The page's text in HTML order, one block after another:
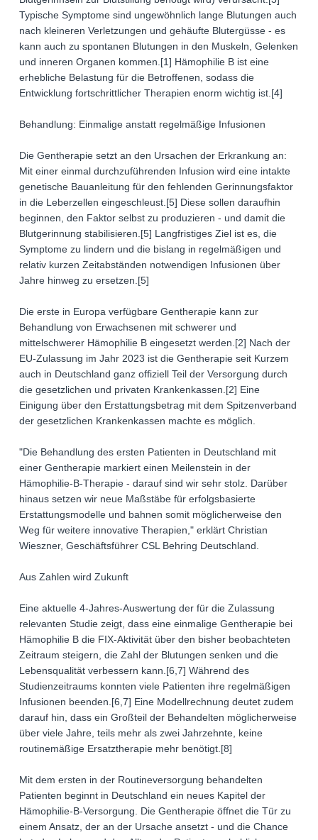
Typische Symptome sind ungewöhnlich lange Blutungen auch
nach kleineren Verletzungen und gehäufte Blutergüsse - es
kann auch zu spontanen Blutungen in den Muskeln, Gelenken
und inneren Organen kommen.[1] Hämophilie B ist eine
erhebliche Belastung für die Betroffenen, sodass die
Entwicklung fortschrittlicher Therapien enorm wichtig ist.[4]
Behandlung: Einmalige anstatt regelmäßige Infusionen
Die Gentherapie setzt an den Ursachen der Erkrankung an:
Mit einer einmal durchzuführenden Infusion wird eine intakte
genetische Bauanleitung für den fehlenden Gerinnungsfaktor
in die Leberzellen eingeschleust.[5] Diese sollen daraufhin
beginnen, den Faktor selbst zu produzieren - und damit die
Blutgerinnung stabilisieren.[5] Langfristiges Ziel ist es, die
Symptome zu lindern und die bislang in regelmäßigen und
relativ kurzen Zeitabständen notwendigen Infusionen über
Jahre hinweg zu ersetzen.[5]
Die erste in Europa verfügbare Gentherapie kann zur
Behandlung von Erwachsenen mit schwerer und
mittelschwerer Hämophilie B eingesetzt werden.[2] Nach der
EU-Zulassung im Jahr 2023 ist die Gentherapie seit Kurzem
auch in Deutschland ganz offiziell Teil der Versorgung durch
die gesetzlichen und privaten Krankenkassen.[2] Eine
Einigung über den Erstattungsbetrag mit dem Spitzenverband
der gesetzlichen Krankenkassen machte es möglich.
"Die Behandlung des ersten Patienten in Deutschland mit
einer Gentherapie markiert einen Meilenstein in der
Hämophilie-B-Therapie - darauf sind wir sehr stolz. Darüber
hinaus setzen wir neue Maßstäbe für erfolgsbasierte
Erstattungsmodelle und bahnen somit möglicherweise den
Weg für weitere innovative Therapien," erklärt Christian
Wieszner, Geschäftsführer CSL Behring Deutschland.
Aus Zahlen wird Zukunft
Eine aktuelle 4-Jahres-Auswertung der für die Zulassung
relevanten Studie zeigt, dass eine einmalige Gentherapie bei
Hämophilie B die FIX-Aktivität über den bisher beobachteten
Zeitraum steigern, die Zahl der Blutungen senken und die
Lebensqualität verbessern kann.[6,7] Während des
Studienzeitraums konnten viele Patienten ihre regelmäßigen
Infusionen beenden.[6,7] Eine Modellrechnung deutet zudem
darauf hin, dass ein Großteil der Behandelten möglicherweise
über viele Jahre, teils mehr als zwei Jahrzehnte, keine
routinemäßige Ersatztherapie mehr benötigt.[8]
Mit dem ersten in der Routineversorgung behandelten
Patienten beginnt in Deutschland ein neues Kapitel der
Hämophilie-B-Versorgung. Die Gentherapie öffnet die Tür zu
einem Ansatz, der an der Ursache ansetzt - und die Chance